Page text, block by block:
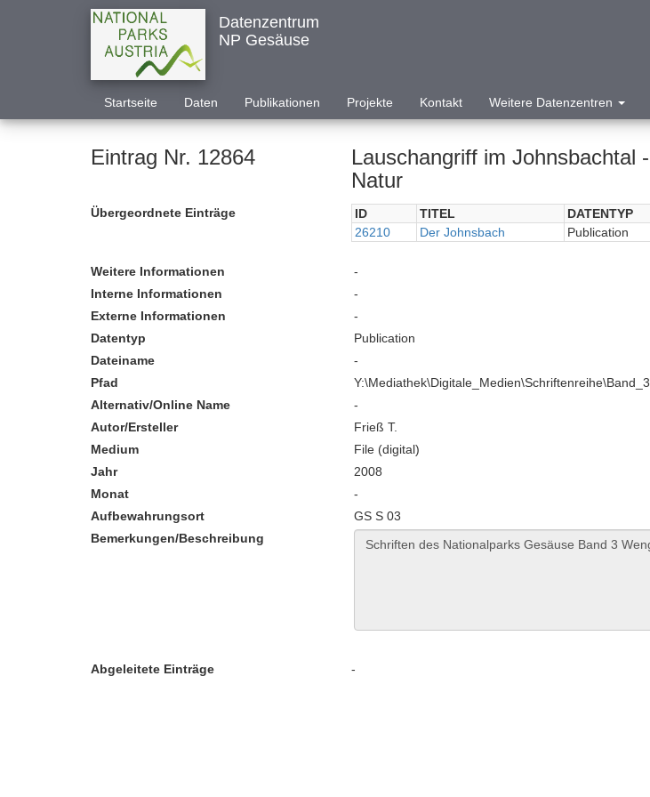
Datenzentrum
NP Gesäuse
Startseite Daten Publikationen Projekte Kontakt Weitere Datenzentren
Eintrag Nr. 12864
Lauschangriff im Johnsbachtal - Wanzen berichten über die Geheimnisse der
Natur
Übergeordnete Einträge ID TITEL DATENTYP
26210
Der Johnsbach Publication
Weitere Informationen
-
Interne Informationen
-
Externe Informationen
-
Datentyp
Publication
Dateiname
-
Pfad
Y:\Mediathek\Digitale_Medien\Schriftenreihe\Band_3
Alternativ/Online Name
-
Autor/Ersteller
Frieß T.
Medium
File (digital)
Jahr
2008
Monat
-
Aufbewahrungsort
GS S 03
Bemerkungen/Beschreibung
Abgeleitete Einträge -